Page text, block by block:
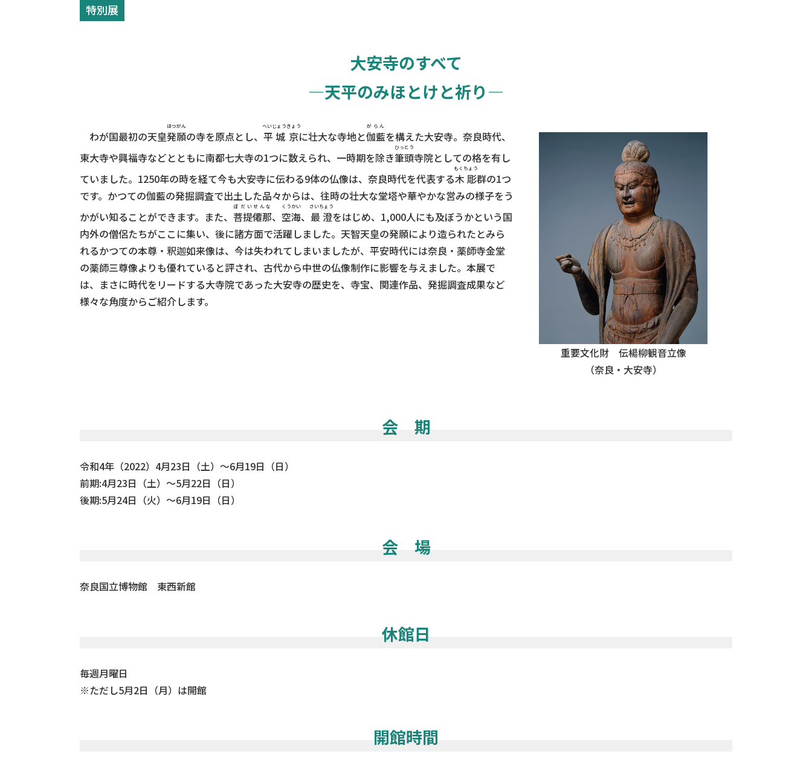
特別展
大安寺のすべて
―天平のみほとけと祈り―
わが国最初の天皇発願
ほつがん
の寺を原点とし、 平城
へいじょう
京
きょう
に壮大な寺地と伽藍
がらん
を構えた大安寺。奈良時代、
東大寺や興福寺などとともに南都七大寺の1つに数えられ、一時期を除き筆頭
ひっとう
寺院としての格を有し
ていました。1250年の時を経て今も大安寺に伝わる9体の仏像は、奈良時代を代表する木彫
もくちょう
群の1つ
です。かつての伽藍の発掘調査で出土した品々からは、往時の壮大な堂塔や華やかな営みの様子をう
かがい知ることができます。また、 菩提僊那
ぼだいせんな
、 空海
くうかい
、 最澄
さいちょう
をはじめ、1,000人にも及ぼうかという国
内外の僧侶たちがここに集い、後に諸方面で活躍しました。天智天皇の発願により造られたとみら
れるかつての本尊・釈迦如来像は、今は失われてしまいましたが、平安時代には奈良・薬師寺金堂
の薬師三尊像よりも優れていると評され、古代から中世の仏像制作に影響を与えました。本展で
は、まさに時代をリードする大寺院であった大安寺の歴史を、寺宝、関連作品、発掘調査成果など
様々な角度からご紹介します。
重要文化財 伝楊柳観音立像
（奈良・大安寺）
会 期
令和4年（2022）4月23日（土）～6月19日（日）
前期:4月23日（土）～5月22日（日）
後期:5月24日（火）～6月19日（日）
会 場
奈良国立博物館 東西新館
休館日
毎週月曜日
※ただし5月2日（月）は開館
開館時間